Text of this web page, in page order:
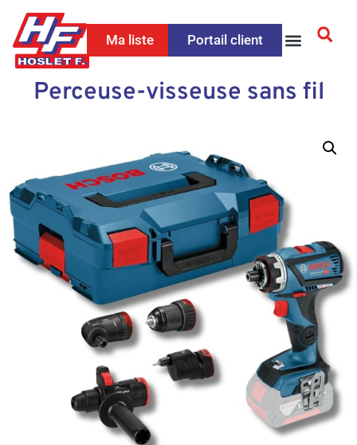
Ma liste Portail client
Perceuse-visseuse sans fil